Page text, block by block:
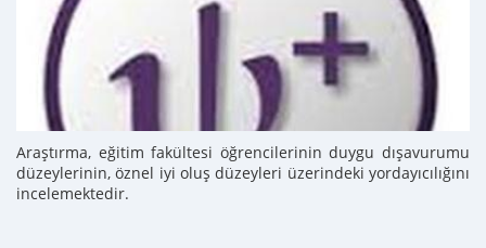
Araştırma, eğitim fakültesi öğrencilerinin duygu dışavurumu
düzeylerinin, öznel iyi oluş düzeyleri üzerindeki yordayıcılığını
incelemektedir.